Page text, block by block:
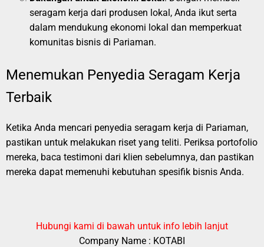
seragam kerja dari produsen lokal, Anda ikut serta
dalam mendukung ekonomi lokal dan memperkuat
komunitas bisnis di Pariaman.
Menemukan Penyedia Seragam Kerja
Terbaik
Ketika Anda mencari penyedia seragam kerja di Pariaman,
pastikan untuk melakukan riset yang teliti. Periksa portofolio
mereka, baca testimoni dari klien sebelumnya, dan pastikan
mereka dapat memenuhi kebutuhan spesifik bisnis Anda.
Hubungi kami di bawah untuk info lebih lanjut
Company Name : KOTABI